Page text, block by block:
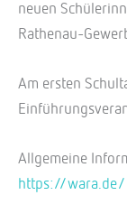
neuen
Rathenau-
Am ersten
Allgemeine
https://wara.de/